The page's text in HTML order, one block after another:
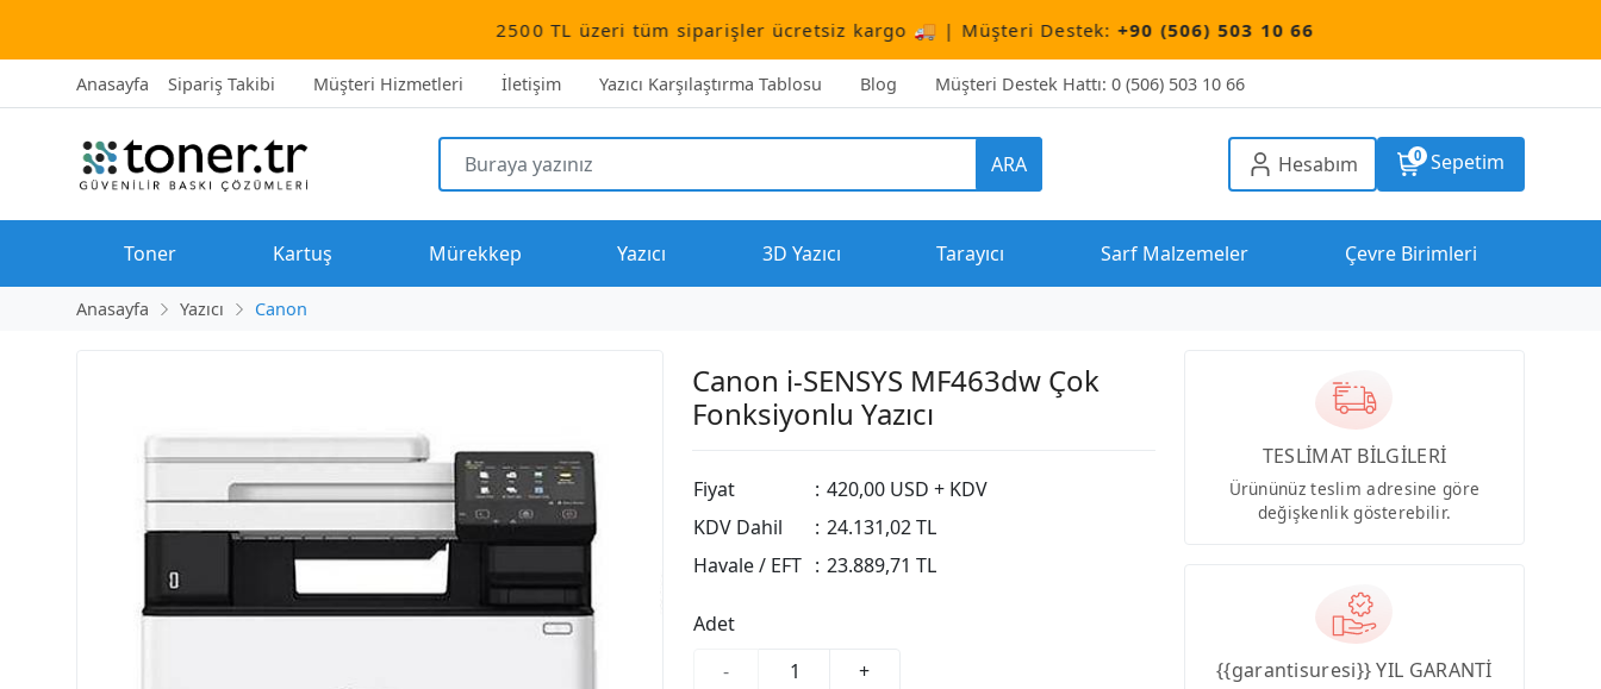
2500 TL üzeri tüm siparişler ücretsiz kargo 🚚 | Müşteri Destek:+90 (506) 503 10 66
Anasayfa Sipariş Takibi Müşteri Hizmetleri İletişim Yazıcı Karşılaştırma Tablosu Blog Müşteri Destek Hattı: 0 (506) 503 10 66
ARA Hesabım 0 Sepetim
Toner Kartuş Mürekkep Yazıcı 3D Yazıcı Tarayıcı Sarf Malzemeler Çevre Birimleri
Anasayfa Yazıcı Canon
Canon i-SENSYS MF463dw Çok
Fonksiyonlu Yazıcı
Fiyat : 420,00 USD + KDV
KDV Dahil
: 24.131,02 TL
Havale / EFT : 23.889,71 TL
Adet
-
+
TESLİMAT BİLGİLERİ
Ürününüz teslim adresine göre
değişkenlik gösterebilir.
{{garantisuresi}} YIL GARANTİ